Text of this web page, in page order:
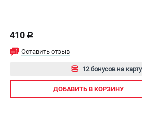
410 c
Оставить отзыв
12 бонусов на карту
Авторизуйтесь
ДОБАВИТЬ В КОРЗИНУ